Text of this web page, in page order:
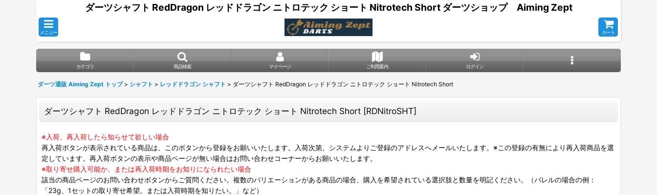
ダーツシャフト RedDragon レッドドラゴン ニトロテック ショート Nitrotech Short ダーツショップ Aiming Zept
メニュー カート
カテゴリ 商品検索 マイページ ご利用案内 ログイン
ダーツ通販 Aiming Zept トップ > シャフト > レッドドラゴン シャフト > ダーツシャフト RedDragon レッドドラゴン ニトロテック ショート Nitrotech Short
ダーツシャフト RedDragon レッドドラゴン ニトロテック ショート Nitrotech Short [RDNitroSHT]
※入荷、再入荷したら知らせて欲しい場合
再入荷ボタンが表示されている商品は、このボタンから登録をお願いいたします。入荷次第、システムよりご登録のアドレスへメールいたします。※この登録の有無により再入荷商品を選
定しています。再入荷ボタンの表示や商品ページが無い場合はお問い合わせコーナーからお願いいたします。
※取り寄せ購入可能か、または再入荷時期をお知りになられたい場合
該当の商品ページのお問い合わせボタンからご質問ください。複数のバリエーションがある商品の場合、購入を希望されている選択肢と数量を明記ください。（バレルの場合の例：
「23g、1セットの取り寄せ希望。または入荷時期を知りたい。」など）